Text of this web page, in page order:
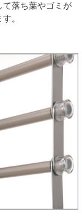
て落ち葉やゴミが
。